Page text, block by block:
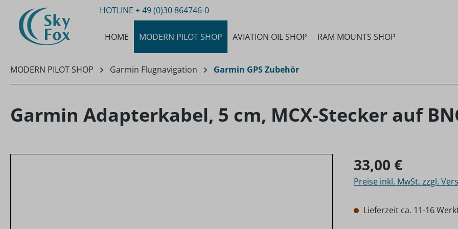
Hauptinhalt springen
Zur Suche springen
Zur Hauptnavigation springen
HOTLINE + 49 (0)30 864746-0
HOME MODERN PILOT SHOP AVIATION OIL SHOP RAM MOUNTS SHOP
MODERN PILOT SHOP Garmin Flugnavigation Garmin GPS Zubehör
Garmin Adapterkabel, 5 cm, MCX-Stecker auf
Regulärer Preis:
33,00 €
Preise inkl. MwSt. zzgl.
Lieferzeit ca. 11-16